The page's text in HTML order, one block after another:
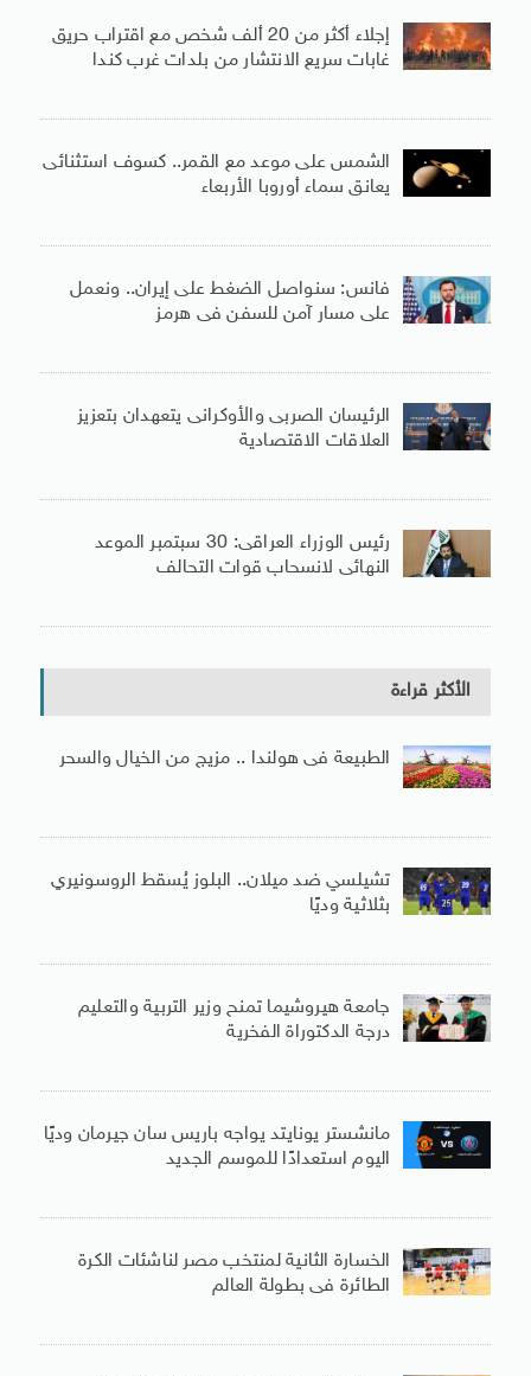
إجلاء أكثر من 20 ألف شخص مع اقتراب حريق
غابات سريع الانتشار من بلدات غرب كندا
الشمس على موعد مع القمر.. كسوف استثنائى
يعانق سماء أوروبا الأربعاء
فانس: سنواصل الضغط على إيران.. ونعمل
على مسار آمن للسفن فى هرمز
الرئيسان الصربى والأوكرانى يتعهدان بتعزيز
العلاقات الاقتصادية
رئيس الوزراء العراقى: 30 سبتمبر الموعد
النهائى لانسحاب قوات التحالف
الأكثر قراءة
الطبيعة فى هولندا .. مزيج من الخيال والسحر
تشيلسي ضد ميلان.. البلوز يُسقط الروسونيري
بثلاثية وديًا
جامعة هيروشيما تمنح وزير التربية والتعليم
درجة الدكتوراة الفخرية
مانشستر يونايتد يواجه باريس سان جيرمان وديًا
اليوم استعدادًا للموسم الجديد
الخسارة الثانية لمنتخب مصر لناشئات الكرة
الطائرة فى بطولة العالم